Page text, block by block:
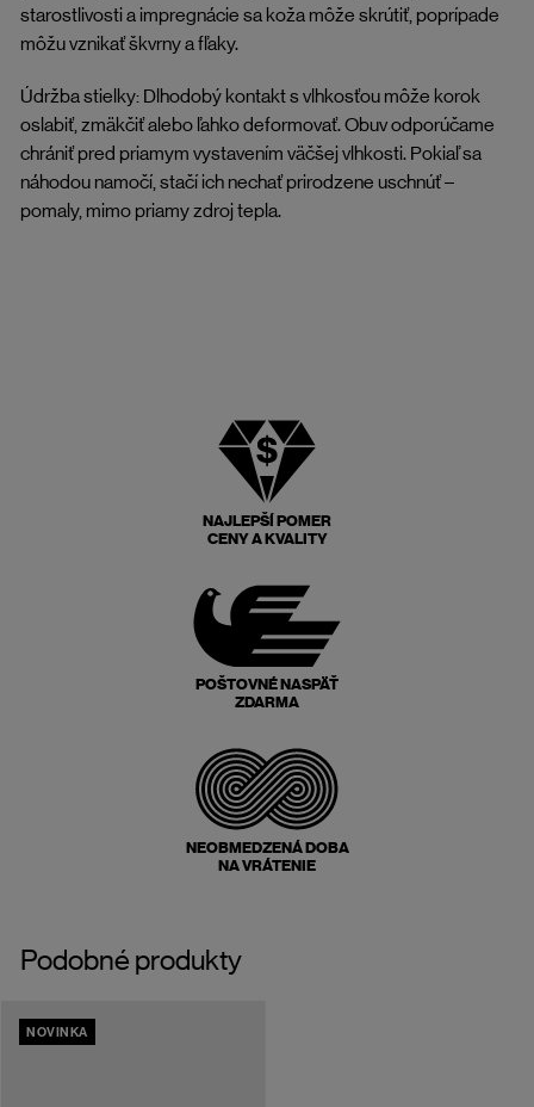
starostlivosti a impregnácie sa koža môže skrútiť, poprípade
môžu vznikať škvrny a fľaky.
Údržba stielky: Dlhodobý kontakt s vlhkosťou môže korok
oslabiť, zmäkčiť alebo ľahko deformovať. Obuv odporúčame
chrániť pred priamym vystavením väčšej vlhkosti. Pokiaľ sa
náhodou namočí, stačí ich nechať prirodzene uschnúť –
pomaly, mimo priamy zdroj tepla.
NAJLEPŠÍ POMER
CENY A KVALITY
POŠTOVNÉ NASPÄŤ
ZDARMA
NEOBMEDZENÁ DOBA
NA VRÁTENIE
Podobné produkty
NOVINKA